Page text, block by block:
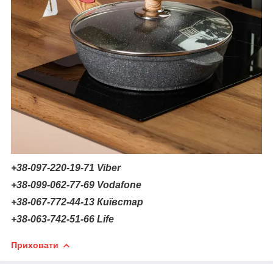
+38-097-220-19-71 Viber
+38-099-062-77-69 Vodafone
+38-067-772-44-13 Київстар
+38-063-742-51-66 Life
Приховати